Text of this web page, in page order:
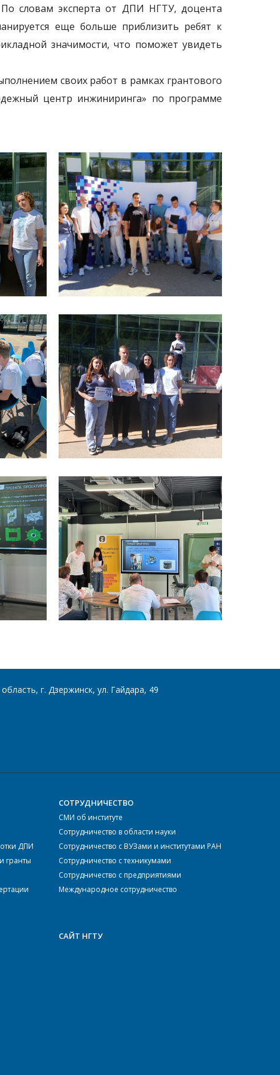
По словам эксперта от ДПИ НГТУ, доцента
еще больше приблизить ребят к
значимости, что поможет увидеть
своих работ в рамках грантового
центр инжиниринга» по программе
г. Дзержинск, ул. Гайдара, 49
ДПИ
гранты
СОТРУДНИЧЕСТВО
СМИ об институте
Сотрудничество в области науки
Сотрудничество с ВУЗами и институтами РАН
Сотрудничество с техникумами
Сотрудничество с предприятиями
Международное сотрудничество
САЙТ НГТУ